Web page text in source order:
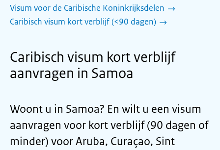
Visum voor de Caribische Koninkrijksdelen
Caribisch visum kort verblijf (<90 dagen)
Caribisch visum kort verblijf
aanvragen in Samoa
Woont u in Samoa? En wilt u een visum
aanvragen voor kort verblijf (90 dagen of
minder) voor Aruba, Curaçao, Sint